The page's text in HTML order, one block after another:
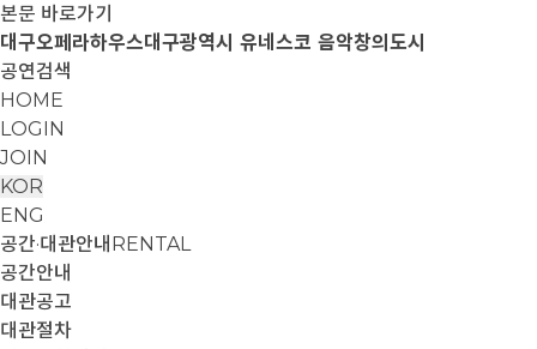
본문 바로가기
대구오페라하우스대구광역시 유네스코 음악창의도시
공연검색
HOME
LOGIN
JOIN
KOR
ENG
공간·대관안내 RENTAL
공간안내
대관공고
대관절차